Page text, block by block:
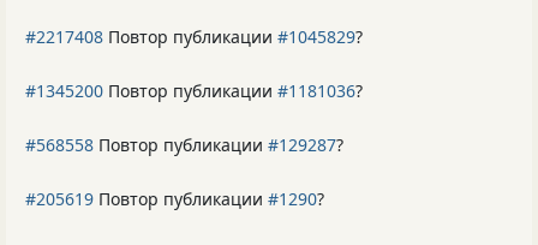
#2217408 Повтор публикации #1045829?
#1345200 Повтор публикации #1181036?
#568558 Повтор публикации #129287?
#205619 Повтор публикации #1290?